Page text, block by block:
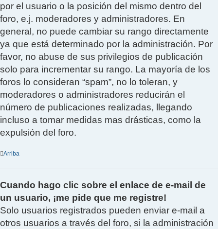
por el usuario o la posición del mismo dentro del
foro, e.j. moderadores y administradores. En
general, no puede cambiar su rango directamente
ya que está determinado por la administración. Por
favor, no abuse de sus privilegios de publicación
solo para incrementar su rango. La mayoría de los
foros lo consideran “spam”, no lo toleran, y
moderadores o administradores reducirán el
número de publicaciones realizadas, llegando
incluso a tomar medidas mas drásticas, como la
expulsión del foro.
Arriba
Cuando hago clic sobre el enlace de e-mail de
un usuario, ¡me pide que me registre!
Solo usuarios registrados pueden enviar e-mail a
otros usuarios a través del foro, si la administración